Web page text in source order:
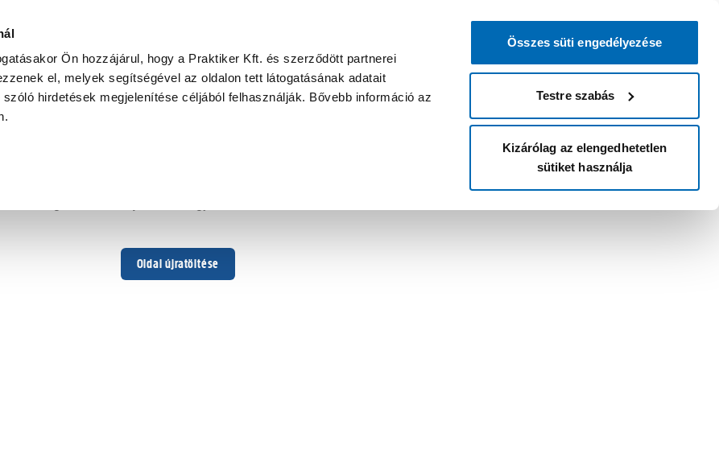
Ön hozzájárul, hogy a Praktiker Kft. és szerződött partnerei
el, melyek segítségével az oldalon tett látogatásának adatait
hirdetések megjelenítése céljából felhasználják. Bővebb információ az
Összes süti engedélyezése
Testre szabás
Kizárólag az elengedhetetlen
sütiket használja
Oldal újratöltése